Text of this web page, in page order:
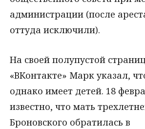
администрации (после
оттуда исключили).
На своей полупустой
«ВКонтакте» Марк указал,
однако имеет детей. 18
известно, что мать
Броновского обратилась в